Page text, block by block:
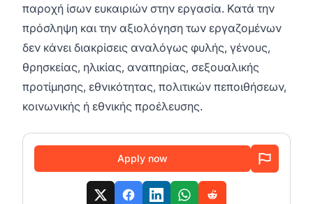
παροχή ίσων ευκαιριών στην εργασία. Κατά την
πρόσληψη και την αξιολόγηση των εργαζομένων
δεν κάνει διακρίσεις αναλόγως φυλής, γένους,
θρησκείας, ηλικίας, αναπηρίας, σεξουαλικής
προτίμησης, εθνικότητας, πολιτικών πεποιθήσεων,
κοινωνικής ή εθνικής προέλευσης.
Apply now